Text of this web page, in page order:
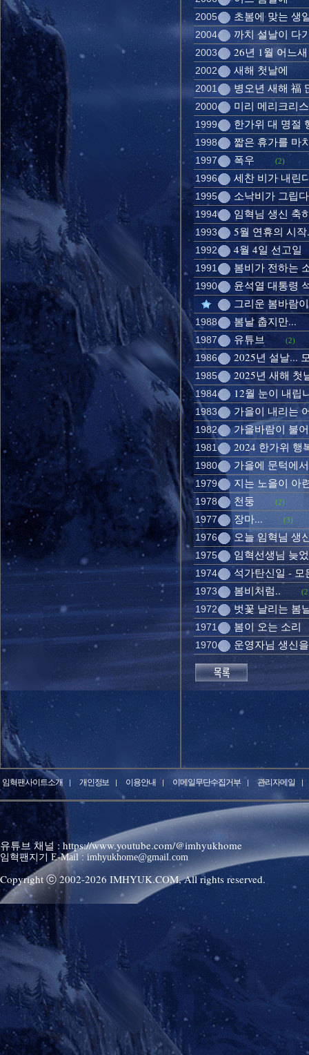
2005 초봄에 맞는 생
2004 까치 설날이 다
2003 26년 1월 어느새
2002 새해 첫날에
2001 병오년 새해 福
2000 미리 메리크리
1999 한가위 대 명절
1998 짧은 휴가를 마
1997 폭우 (2)
1996 세찬 비가 내린
1995 소낙비가 그립다
1994 임혁님 생신 축
1993 5월 연휴의 시작
1992 4월 4일 선고일
1991 봄비가 전하는
1990
윤석열 대통령
그리운 봄바람
1988 봄날 춥지만...
1987 유튜브 (2)
1986 2025년 설날...
1985 2025년 새해 첫
1984 12월 눈이 내립
1983 가을이 내리는
1982 가을바람이 불
1981 2024 한가위 행
1980 가을에 문턱에서
1979 지는 노을이 아
1978 천둥 (2)
1977 장마... (3)
1976 오늘 임혁님 생
1975 임혁선생님 늦
1974 석가탄신일 -
1973 봄비처럼..
1972 벗꽃 날리는 봄
1971 봄이 오는 소리
1970 운영자님 생신
임혁팬사이트소개 개인정보 이용안내 이메일무단수집거부 관리자메일
유튜브 채널 : https://www.youtube.com/@imhyukhome
임혁팬지기 E-Mail : imhyukhome@gmail.com
Copyright ⓒ 2002-2026 IMHYUK.COM,All rights reserved.